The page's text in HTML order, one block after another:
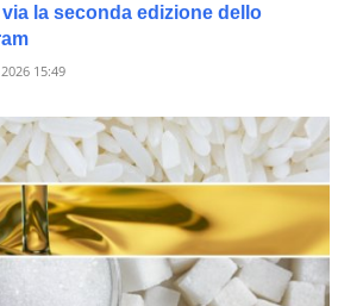
via la seconda edizione dello
15:49